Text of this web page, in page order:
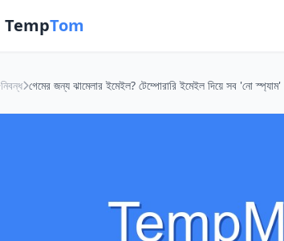
TempTom
নিবন্ধ গেমের জন্য ঝামেলার ইমেইল? টেম্পোরারি ইমেইল দিয়ে সব 'নো স্প্যাম'